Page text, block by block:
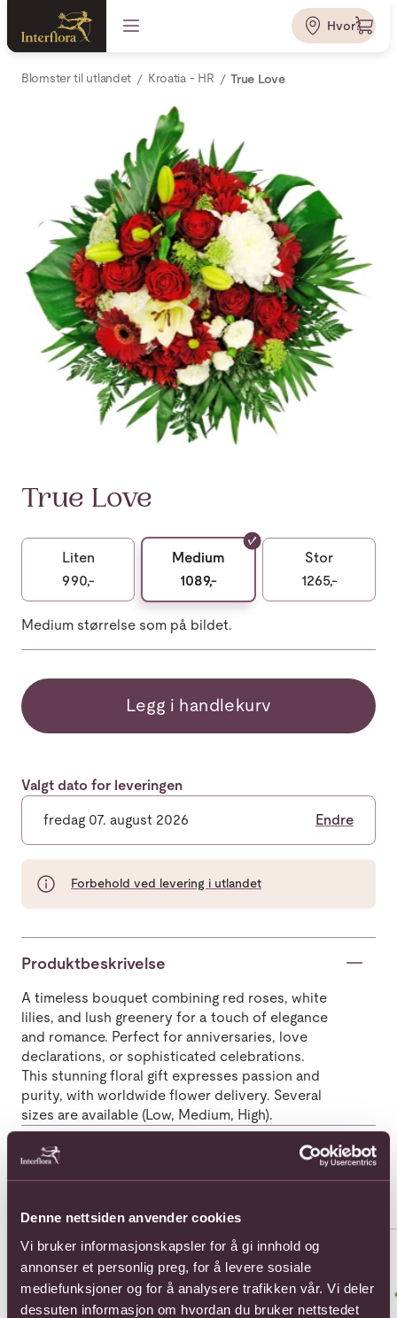
Denne nettsiden anvender cookies
Vi bruker informasjonskapsler for å gi innhold og
annonser et personlig preg, for å levere sosiale
mediefunksjoner og for å analysere trafikken vår. Vi deler
dessuten informasjon om hvordan du bruker nettstedet
Hvor?
Blomster til utlandet Kroatia - HR True Love
True Love
Liten
990,-
Medium
1089,-
Stor
1265,-
Medium størrelse som på bildet.
Legg i handlekurv
Valgt dato for leveringen
fredag 07. august 2026 Endre
Forbehold ved levering i utlandet
Produktbeskrivelse
A timeless bouquet combining red roses, white
lilies, and lush greenery for a touch of elegance
and romance. Perfect for anniversaries, love
declarations, or sophisticated celebrations.
This stunning floral gift expresses passion and
purity, with worldwide flower delivery. Several
sizes are available (Low, Medium, High).
Se mer om Arrangement of